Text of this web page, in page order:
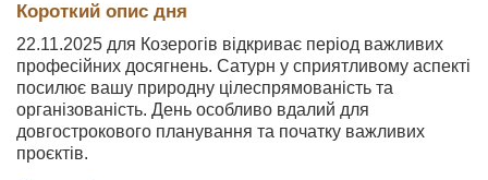
Короткий опис дня
22.11.2025 для Козерогів відкриває період важливих
професійних досягнень. Сатурн у сприятливому аспекті
посилює вашу природну цілеспрямованість та
організованість. День особливо вдалий для
довгострокового планування та початку важливих
проєктів.